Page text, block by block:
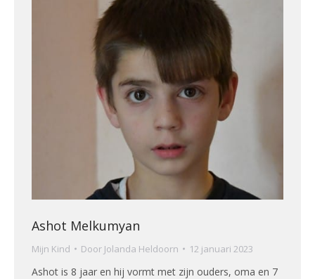
Ashot Melkumyan
Mijn Kind Door Jolanda Heldoorn 12 januari 2023
Ashot is 8 jaar en hij vormt met zijn ouders, oma en 7